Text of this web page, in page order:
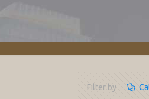
Filter by